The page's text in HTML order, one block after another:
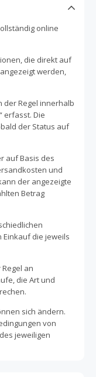
online
die direkt auf
werden,
der Regel innerhalb
erfasst. Die
der Status auf
auf Basis des
und
der angezeigte
Betrag
Einkauf die jeweils
an
die Art und
sich ändern.
von
jeweiligen